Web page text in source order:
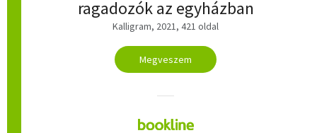
ragadozók az egyházban
Kalligram, 2021, 421 oldal
Megveszem